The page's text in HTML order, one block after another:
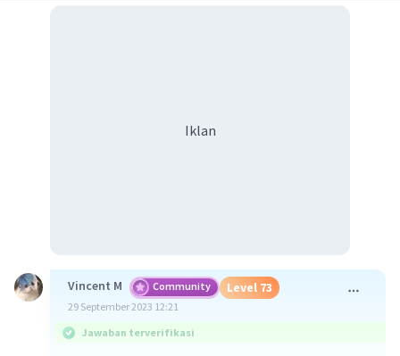
Iklan
Vincent M Community Level 73
29 September 2023 12:21
Jawaban terverifikasi